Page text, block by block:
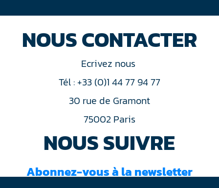
NOUS CONTACTER
Ecrivez nous
Tél : +33 (0)1 44 77 94 77
30 rue de Gramont
75002 Paris
NOUS SUIVRE
Abonnez-vous à la newsletter